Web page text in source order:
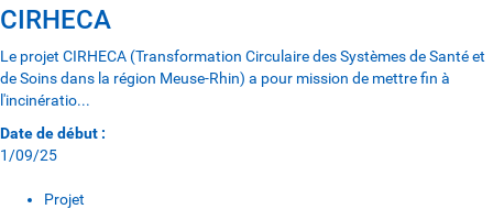
CIRHECA
Le projet CIRHECA (Transformation Circulaire des Systèmes de Santé et
de Soins dans la région Meuse-Rhin) a pour mission de mettre fin à
l'incinératio...
Date de début :
1/09/25
Projet